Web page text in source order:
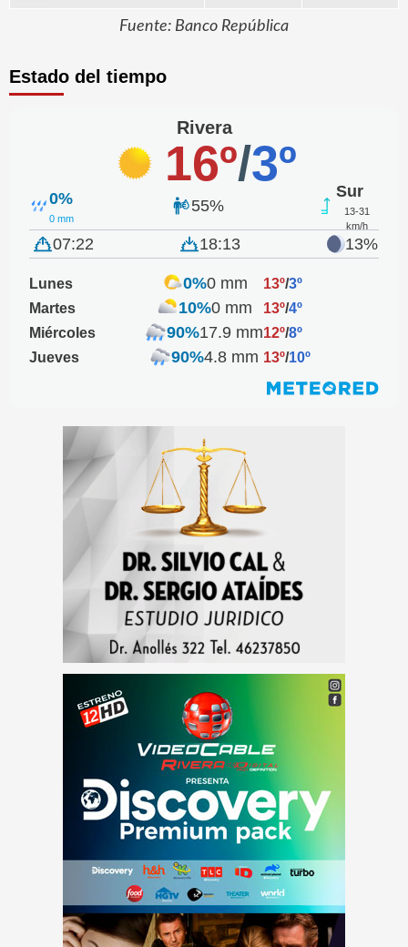
Fuente: Banco República
Estado del tiempo
Rivera
16º/3º
0%
0 mm
55%
Sur
13-31
km/h
07:22 18:13 13%
Lunes 0%0 mm 13º/3º
Martes
10%0 mm 13º/4º
Miércoles
90%17.9 mm12º/8º
Jueves
90%4.8 mm 13º/10º